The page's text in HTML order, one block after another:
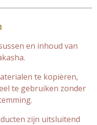
en inhoud van
te kopiëren,
te gebruiken zonder
zijn uitsluitend